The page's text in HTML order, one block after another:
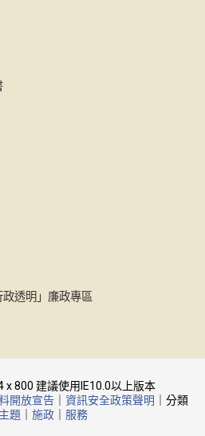
政透明」廉政專區
x 800 建議使用IE10.0以上版本
開放宣告 資訊安全政策聲明
｜分類
主題 施政 服務